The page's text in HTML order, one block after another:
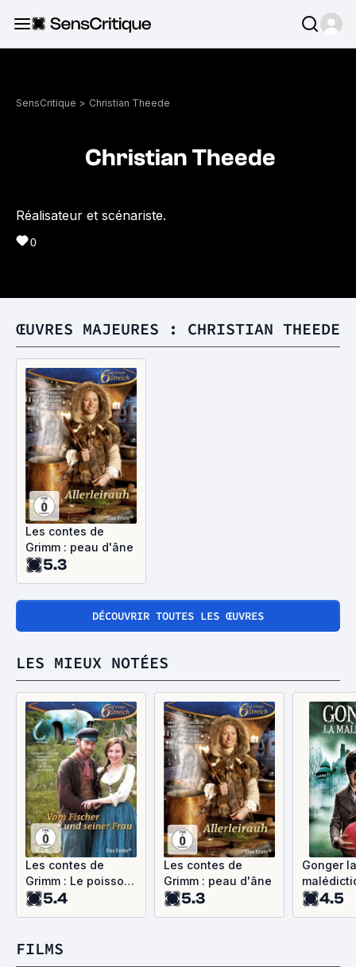
SensCritique > Christian Theede
Christian Theede
Réalisateur et scénariste.
0
ŒUVRES MAJEURES : CHRISTIAN THEEDE
Les contes de
Grimm : peau d'âne
5.3
DÉCOUVRIR TOUTES LES ŒUVRES
LES MIEUX NOTÉES
Les contes de
Grimm : Le poisson
magique
5.4
Les contes de
Grimm : peau d'âne
5.3
Gonger la
4.5
FILMS